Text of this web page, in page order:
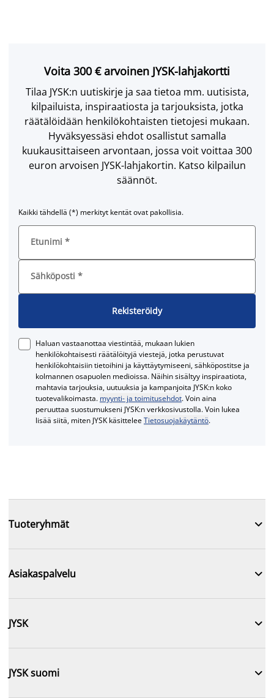
Voita 300 € arvoinen JYSK-lahjakortti
Tilaa JYSK:n uutiskirje ja saa tietoa mm. uutisista,
kilpailuista, inspiraatiosta ja tarjouksista, jotka
räätälöidään henkilökohtaisten tietojesi mukaan.
Hyväksyessäsi ehdot osallistut samalla
kuukausittaiseen arvontaan, jossa voit voittaa 300
euron arvoisen JYSK-lahjakortin. Katso kilpailun
säännöt.
Kaikki tähdellä (*) merkityt kentät ovat pakollisia.
Etunimi *
Sähköposti *
Rekisteröidy
Haluan vastaanottaa viestintää, mukaan lukien
henkilökohtaisesti räätälöityjä viestejä, jotka perustuvat
henkilökohtaisiin tietoihini ja käyttäytymiseeni, sähköpostitse ja
kolmannen osapuolen medioissa. Näihin sisältyy inspiraatiota,
mahtavia tarjouksia, uutuuksia ja kampanjoita JYSK:n koko
tuotevalikoimasta. myynti- ja toimitusehdot. Voin aina
peruuttaa suostumukseni JYSK:n verkkosivustolla. Voin lukea
lisää siitä, miten JYSK käsitteleeTietosuojakäytäntö.
Tuoteryhmät 
Asiakaspalvelu 
JYSK 
JYSK suomi 